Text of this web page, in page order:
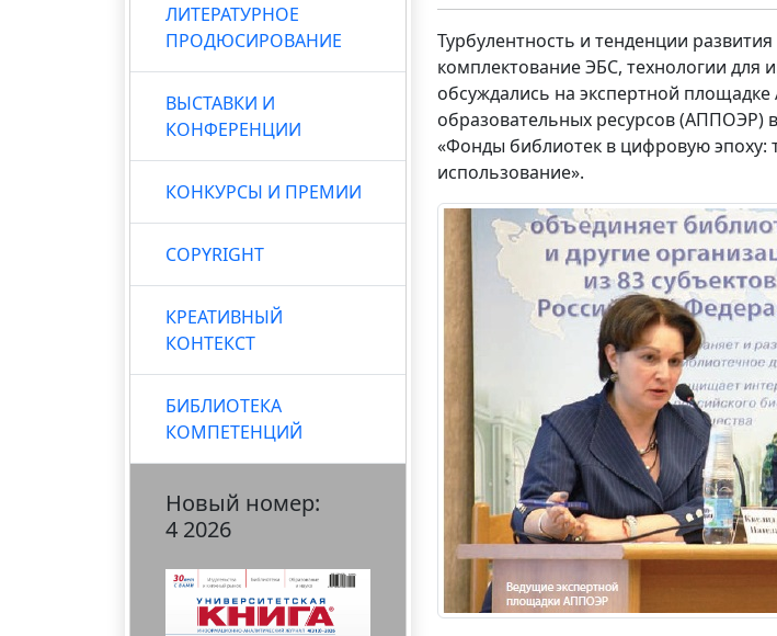
ЛИТЕРАТУРНОЕ
ПРОДЮСИРОВАНИЕ
ВЫСТАВКИ И
КОНФЕРЕНЦИИ
КОНКУРСЫ И ПРЕМИИ
COPYRIGHT
КРЕАТИВНЫЙ
КОНТЕКСТ
БИБЛИОТЕКА
КОМПЕТЕНЦИЙ
Новый номер:
4 2026
Турбулентность и тенденции
комплектование ЭБС, технологии
обсуждались на экспертной
образовательных ресурсов (АППОЭР)
«Фонды библиотек в цифровую эпоху:
использование».